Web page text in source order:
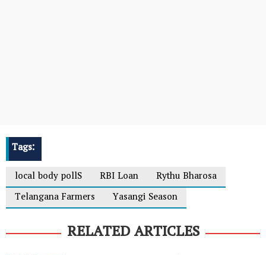
Tags:
local body pollS
RBI Loan
Rythu Bharosa
Telangana Farmers
Yasangi Season
RELATED ARTICLES